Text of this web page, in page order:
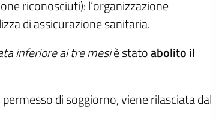
riconosciuti): l’organizzazione
di assicurazione sanitaria.
inferiore ai tre mesiè statoabolito il
di soggiorno, viene rilasciata dal